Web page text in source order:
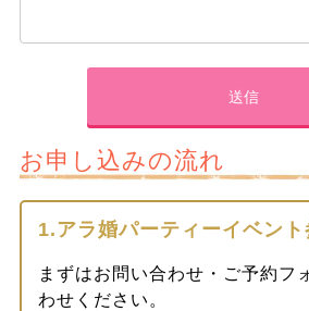
お申し込みの流れ
1.アラ婚パーティーイベン
まずはお問い合わせ・ご予約フ
わせください。